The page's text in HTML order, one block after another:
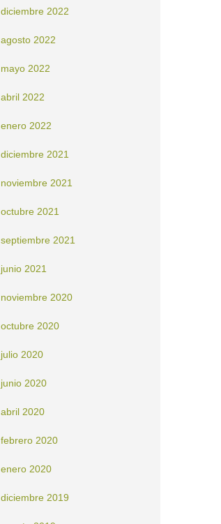
diciembre 2022
agosto 2022
mayo 2022
abril 2022
enero 2022
diciembre 2021
noviembre 2021
octubre 2021
septiembre 2021
junio 2021
noviembre 2020
octubre 2020
julio 2020
junio 2020
abril 2020
febrero 2020
enero 2020
diciembre 2019